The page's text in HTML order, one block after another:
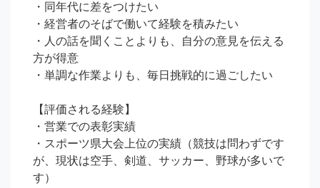
・同年代に差をつけたい
・経営者のそばで働いて経験を積みたい
・人の話を聞くことよりも、自分の意見を伝える
方が得意
・単調な作業よりも、毎日挑戦的に過ごしたい
【評価される経験】
・営業での表彰実績
・スポーツ県大会上位の実績（競技は問わずです
が、現状は空手、剣道、サッカー、野球が多いで
す）